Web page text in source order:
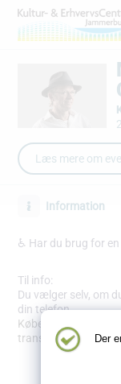
Læs mere om
Information
♿ Har du brug for en
Til info:
Du vælger selv, om
din telefon.
Købet bliver pålagt
transaktion.
Der